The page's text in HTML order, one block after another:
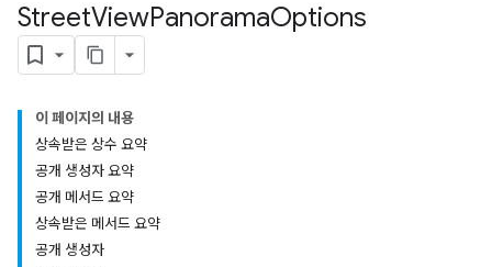
StreetViewPanoramaOptions
이 페이지의 내용
상속받은 상수 요약
공개 생성자 요약
공개 메서드 요약
상속받은 메서드 요약
공개 생성자